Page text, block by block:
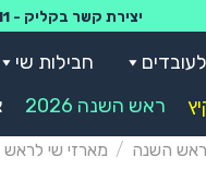
יצירת קשר בקליק -
חבילות שי
ראש השנה 2026
השנה / מארזי שי